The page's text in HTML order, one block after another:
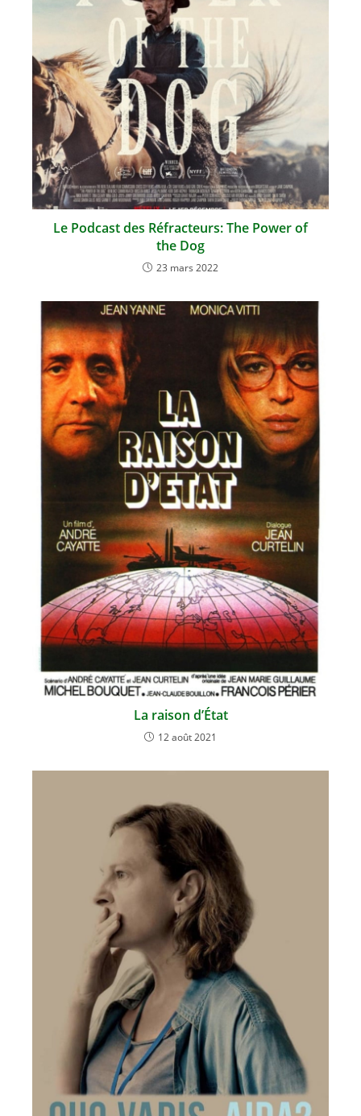
Le Podcast des Réfracteurs: The Power of
the Dog
23 mars 2022
La raison d’État
12 août 2021